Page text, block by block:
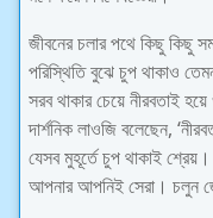
জীবনের চলার পথে কিছু কিছু
পরিস্থিতি বুঝে চুপ থাকাও
সরব থাকার চেয়ে নীরবতাই
দার্শনিক লাওজি বলেছেন,
যেসব মুহূর্তে চুপ থাকাই
আপনার আপনিই সেরা। চলুন